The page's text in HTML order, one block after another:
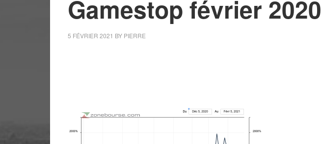
Gamestop février 2020
5 FÉVRIER 2021 BY PIERRE